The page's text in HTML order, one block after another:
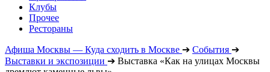
Клубы
Прочее
Рестораны
Афиша Москвы — Куда сходить в Москве ➔ События ➔
Выставки и экспозиции ➔ Выставка «Как на улицах Москвы